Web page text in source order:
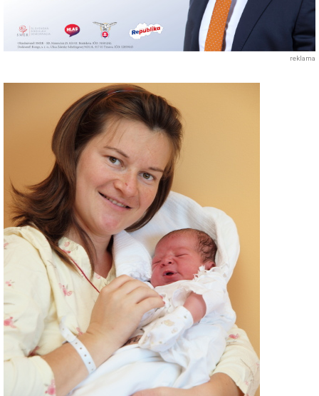
reklama